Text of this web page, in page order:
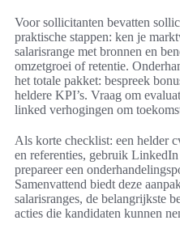
Voor sollicitanten bevatten
praktische stappen: ken je
salarisrange met bronnen en
omzetgroei of retentie.
het totale pakket: bespreek
heldere KPI’s. Vraag om
linked verhogingen om
Als korte checklist: een helder
en referenties, gebruik
prepareer een
Samenvattend biedt deze
salarisranges, de belangrijkste
acties die kandidaten kunnen